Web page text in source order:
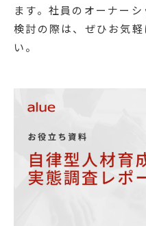
ます。社員のオーナー
検討の際は、ぜひお気
い。